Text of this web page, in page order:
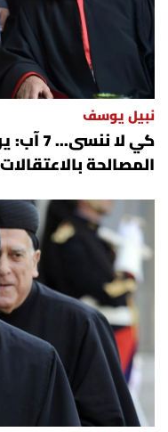
نبيل يوسف
كي لا
المصالحة بالاعتقالات